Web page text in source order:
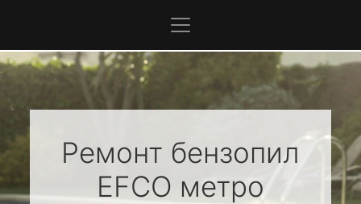
Ремонт бензопил
EFCO метро